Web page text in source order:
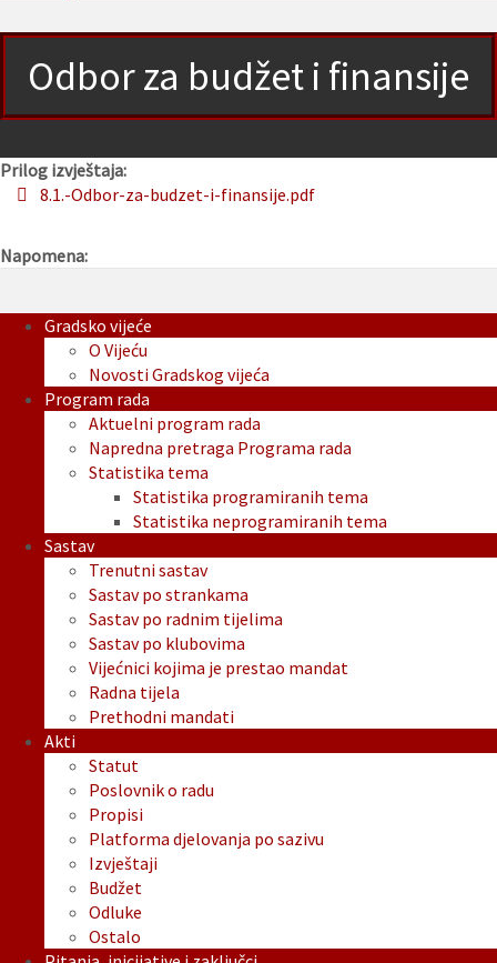
Odbor za budžet i finansije
Prilog izvještaja:
8.1.-Odbor-za-budzet-i-finansije.pdf
Napomena:
Gradsko vijeće
O Vijeću
Novosti Gradskog vijeća
Program rada
Aktuelni program rada
Napredna pretraga Programa rada
Statistika tema
Statistika programiranih tema
Statistika neprogramiranih tema
Sastav
Trenutni sastav
Sastav po strankama
Sastav po radnim tijelima
Sastav po klubovima
Vijećnici kojima je prestao mandat
Radna tijela
Prethodni mandati
Akti
Statut
Poslovnik o radu
Propisi
Platforma djelovanja po sazivu
Izvještaji
Budžet
Odluke
Ostalo